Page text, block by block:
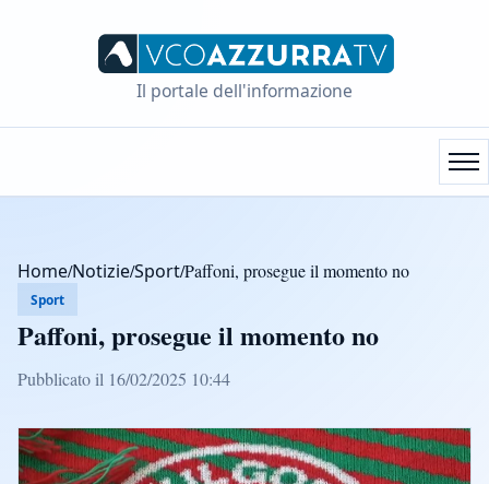
Il portale dell'informazione
Home/Notizie/Sport/Paffoni, prosegue il momento no
Sport
Paffoni, prosegue il momento no
Pubblicato il 16/02/2025 10:44